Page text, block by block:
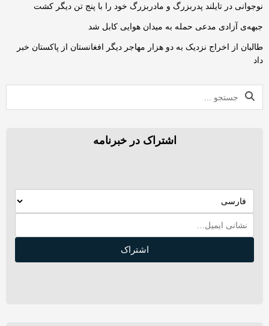
نوجوانی در تایلند پدربزرگ و مادربزرگ خود را با پنج تن دیگر کشت
جبهه‌ی آزادی مدعی حمله به میدان هوایی کابل شد
طالبان از اخراج نزدیک به دو هزار مهاجر دیگر افغانستان از پاکستان خبر
داد
اشتراک در خبرنامه
اشتراک